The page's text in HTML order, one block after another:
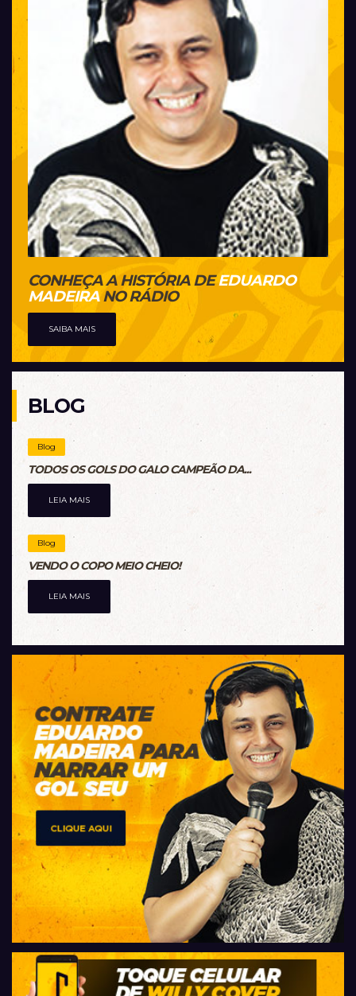
CONHEÇA A HISTÓRIA DEEDUARDO
MADEIRANO RÁDIO
SAIBA MAIS
BLOG
Blog
TODOS OS GOLS DO GALO CAMPEÃO DA...
LEIA MAIS
Blog
VENDO O COPO MEIO CHEIO!
LEIA MAIS